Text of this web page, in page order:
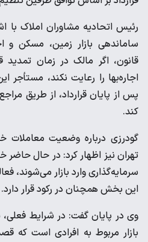
رئیس اتحادیه مشاوران املاک با
ساماندهی بازار زمین، مسکن و
قانون، اگر مالک در زمان تمدید
اجاره‌بها را رعایت نکند، مستأجر
پس از پایان قرارداد، از طریق
کند.
گودرزی درباره وضعیت معاملات
تهران نیز اظهار کرد: در حال حاضر
سرمایه‌گذاری وارد بازار می‌شوند،
این بخش همچنان در رکود قرار دارد.
وی در پایان گفت: در شرایط
بازار مربوط به افرادی است که